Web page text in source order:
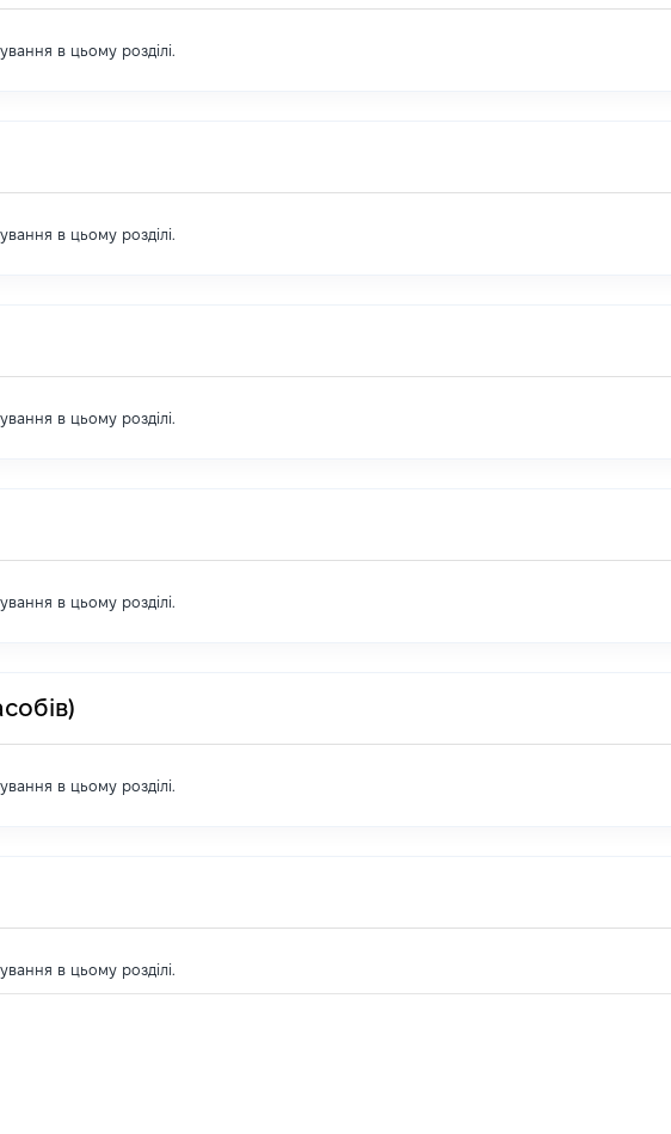
в цьому розділі.
в цьому розділі.
в цьому розділі.
в цьому розділі.
в цьому розділі.
в цьому розділі.